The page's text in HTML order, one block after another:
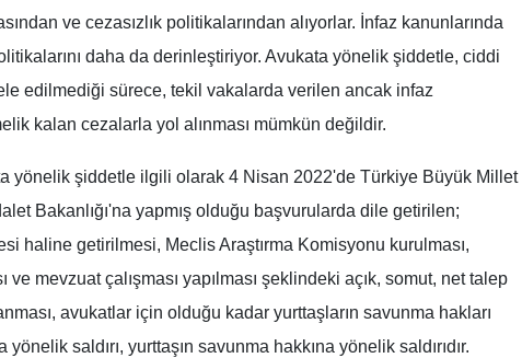
ve cezasızlık politikalarından alıyorlar. İnfaz kanunlarında
daha da derinleştiriyor. Avukata yönelik şiddetle, ciddi
edilmediği sürece, tekil vakalarda verilen ancak infaz
kalan cezalarla yol alınması mümkün değildir.
yönelik şiddetle ilgili olarak 4 Nisan 2022'de Türkiye Büyük Millet
Bakanlığı'na yapmış olduğu başvurularda dile getirilen;
haline getirilmesi, Meclis Araştırma Komisyonu kurulması,
mevzuat çalışması yapılması şeklindeki açık, somut, net talep
avukatlar için olduğu kadar yurttaşların savunma hakları
saldırı, yurttaşın savunma hakkına yönelik saldırıdır.